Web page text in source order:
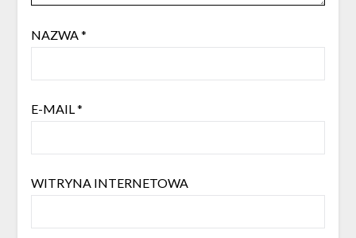
NAZWA*
E-MAIL*
WITRYNA INTERNETOWA